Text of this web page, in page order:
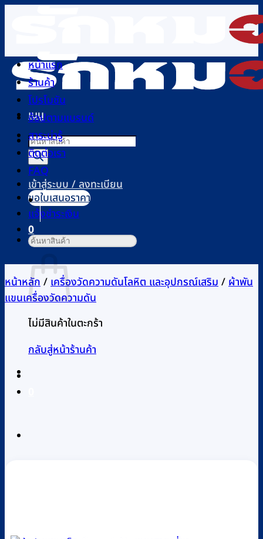
เนื้อหา
เมนู
Products
search
เข้าสู่ระบบ / ลงทะเบียน
0
ตะกร้าสินค้า
ไม่มีสินค้าในตะกร้า
กลับสู่หน้าร้านค้า
หน้าแรก
ร้านค้า
โปรโมชัน
ช้อปตามแบรนด์
สาระน่ารู้
ติดต่อเรา
FAQ
ขอใบเสนอราคา
แจ้งชำระเงิน
ค้นหา:
หน้าหลัก/เครื่องวัดความดันโลหิต และอุปกรณ์เสริม/ผ้าพัน
แขนเครื่องวัดความดัน